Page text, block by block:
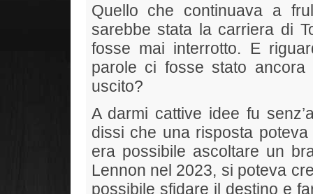
Quello che continuava a
sarebbe stata la carriera di
fosse mai interrotto. E
parole ci fosse stato
uscito?
A darmi cattive idee fu
dissi che una risposta poteva
era possibile ascoltare un
Lennon nel 2023, si poteva
possibile sfidare il destino e